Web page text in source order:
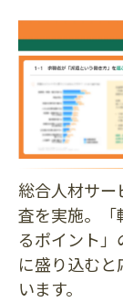
総合人材サ
査を実施。「
るポイント
に盛り込む
います。